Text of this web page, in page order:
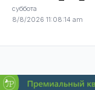
суббота
8/8/2026 11:08:14 am